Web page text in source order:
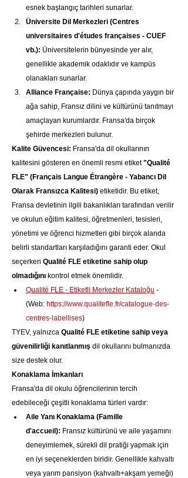
esnek başlangıç tarihleri sunarlar.
Üniversite Dil Merkezleri (Centres
universitaires d'études françaises - CUEF
vb.): Üniversitelerin bünyesinde yer alır,
genellikle akademik odaklıdır ve kampüs
olanakları sunarlar.
Alliance Française: Dünya çapında yaygın bir
ağa sahip, Fransız dilini ve kültürünü tanıtmayı
amaçlayan kurumlardır. Fransa'da birçok
şehirde merkezleri bulunur.
Kalite Güvencesi: Fransa'da dil okullarının
kalitesini gösteren en önemli resmi etiket "Qualité
FLE" (Français Langue Étrangère - Yabancı Dil
Olarak Fransızca Kalitesi) etiketidir. Bu etiket,
Fransa devletinin ilgili bakanlıkları tarafından verilir
ve okulun eğitim kalitesi, öğretmenleri, tesisleri,
yönetimi ve öğrenci hizmetleri gibi birçok alanda
belirli standartları karşıladığını garanti eder. Okul
seçerken Qualité FLE etiketine sahip olup
olmadığını kontrol etmek önemlidir.
Qualité FLE - Etiketli Merkezler Kataloğu -
(Web: https://www.qualitefle.fr/catalogue-des-
centres-labellises)
TYEV, yalnızca Qualité FLE etiketine sahip veya
güvenilirliği kanıtlanmış dil okullarını bulmanızda
size destek olur.
Konaklama İmkanları
Fransa'da dil okulu öğrencilerinin tercih
edebileceği çeşitli konaklama türleri vardır:
Aile Yanı Konaklama (Famille
d'accueil): Fransız kültürünü ve aile yaşamını
deneyimlemek, sürekli dil pratiği yapmak için
en iyi seçeneklerden biridir. Genellikle kahvaltı
veya yarım pansiyon (kahvaltı+akşam yemeği)